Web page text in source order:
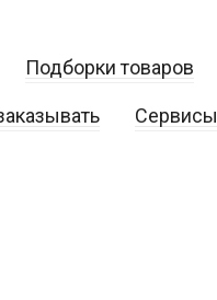
Подборки товаров
Сервисы